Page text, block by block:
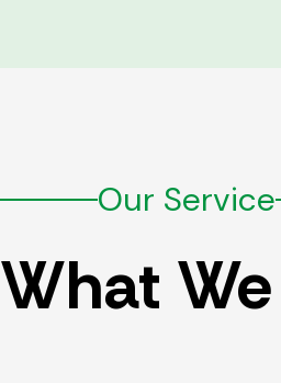
Our Service
What